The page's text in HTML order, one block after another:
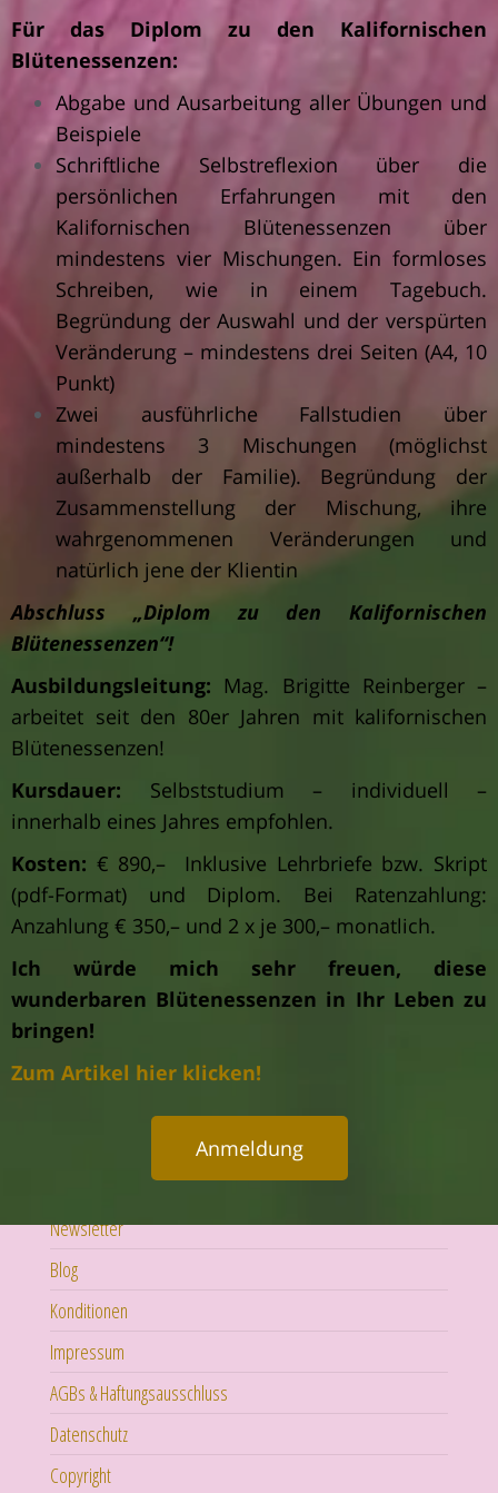
Für das Diplom zu den Kalifornischen
Blütenessenzen:
Abgabe und Ausarbeitung aller Übungen und
Beispiele
Schriftliche Selbstreflexion über die
persönlichen Erfahrungen mit den
Kalifornischen Blütenessenzen über
mindestens vier Mischungen. Ein formloses
Schreiben, wie in einem Tagebuch.
Begründung der Auswahl und der verspürten
Veränderung – mindestens drei Seiten (A4, 10
Punkt)
Zwei ausführliche Fallstudien über
mindestens 3 Mischungen (möglichst
außerhalb der Familie). Begründung der
Zusammenstellung der Mischung, ihre
wahrgenommenen Veränderungen und
natürlich jene der Klientin
Abschluss „Diplom zu den Kalifornischen
Blütenessenzen“!
Ausbildungsleitung: Mag. Brigitte Reinberger –
arbeitet seit den 80er Jahren mit kalifornischen
Blütenessenzen!
Kursdauer: Selbststudium – individuell –
innerhalb eines Jahres empfohlen.
Kosten: € 890,– Inklusive Lehrbriefe bzw. Skript
(pdf-Format) und Diplom. Bei Ratenzahlung:
Anzahlung € 350,– und 2 x je 300,– monatlich.
Ich würde mich sehr freuen, diese
wunderbaren Blütenessenzen in Ihr Leben zu
bringen!
Zum Artikel hier klicken!
Anmeldung
Newsletter
Blog
Konditionen
Impressum
AGBs & Haftungsausschluss
Datenschutz
Copyright